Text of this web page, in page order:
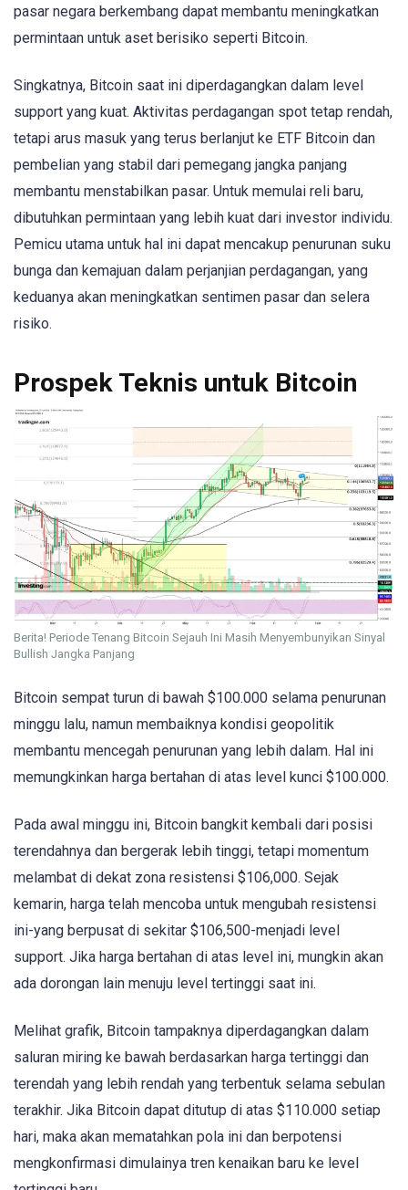
pasar negara berkembang dapat membantu meningkatkan
permintaan untuk aset berisiko seperti Bitcoin.
Singkatnya, Bitcoin saat ini diperdagangkan dalam level
support yang kuat. Aktivitas perdagangan spot tetap rendah,
tetapi arus masuk yang terus berlanjut ke ETF Bitcoin dan
pembelian yang stabil dari pemegang jangka panjang
membantu menstabilkan pasar. Untuk memulai reli baru,
dibutuhkan permintaan yang lebih kuat dari investor individu.
Pemicu utama untuk hal ini dapat mencakup penurunan suku
bunga dan kemajuan dalam perjanjian perdagangan, yang
keduanya akan meningkatkan sentimen pasar dan selera
risiko.
Prospek Teknis untuk Bitcoin
Berita! Periode Tenang Bitcoin Sejauh Ini Masih Menyembunyikan Sinyal
Bullish Jangka Panjang
Bitcoin sempat turun di bawah $100.000 selama penurunan
minggu lalu, namun membaiknya kondisi geopolitik
membantu mencegah penurunan yang lebih dalam. Hal ini
memungkinkan harga bertahan di atas level kunci $100.000.
Pada awal minggu ini, Bitcoin bangkit kembali dari posisi
terendahnya dan bergerak lebih tinggi, tetapi momentum
melambat di dekat zona resistensi $106,000. Sejak
kemarin, harga telah mencoba untuk mengubah resistensi
ini-yang berpusat di sekitar $106,500-menjadi level
support. Jika harga bertahan di atas level ini, mungkin akan
ada dorongan lain menuju level tertinggi saat ini.
Melihat grafik, Bitcoin tampaknya diperdagangkan dalam
saluran miring ke bawah berdasarkan harga tertinggi dan
terendah yang lebih rendah yang terbentuk selama sebulan
terakhir. Jika Bitcoin dapat ditutup di atas $110.000 setiap
hari, maka akan mematahkan pola ini dan berpotensi
mengkonfirmasi dimulainya tren kenaikan baru ke level